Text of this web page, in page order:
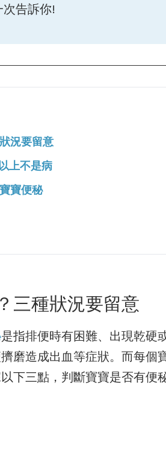
告訴你!
況要留意
上不是病
寶便秘
三種狀況要留意
是指排便時有困難、出現乾硬
磨造成出血等症狀。而每個
下三點，判斷寶寶是否有便